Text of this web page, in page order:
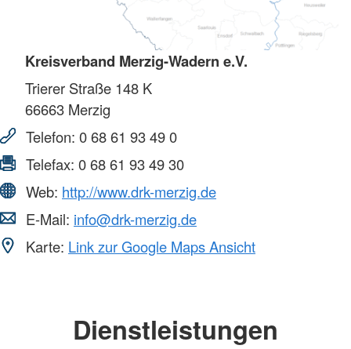
Kreisverband Merzig-Wadern e.V.
Trierer Straße 148 K
66663 Merzig
Telefon: 0 68 61 93 49 0
Telefax: 0 68 61 93 49 30
Web: http://www.drk-merzig.de
E-Mail: info@drk-merzig.de
Karte: Link zur Google Maps Ansicht
Dienstleistungen